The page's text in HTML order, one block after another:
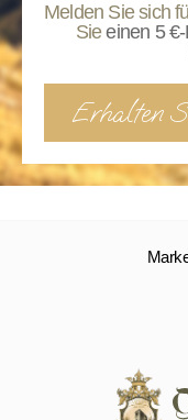
Melden Sie sich
Sieeinen 5
Erhalten